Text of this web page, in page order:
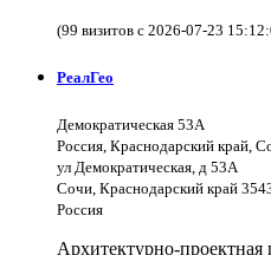
(99 визитов с 2026-07-23
РеалГео
Демократическая 53А
Россия, Краснодарский край,
ул Демократическая, д 53А
Сочи, Краснодарский край
Россия
Архитектурно-проектная